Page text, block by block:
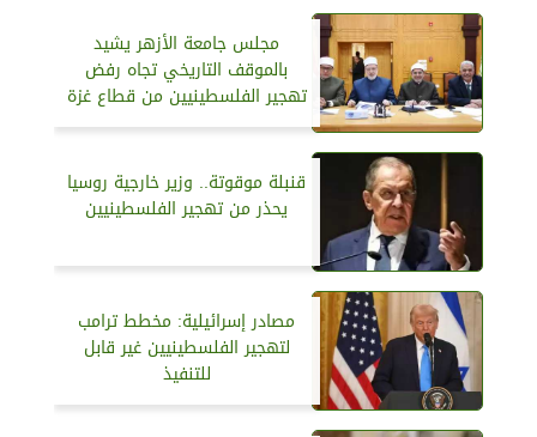
مجلس جامعة الأزهر يشيد
بالموقف التاريخي تجاه رفض
تهجير الفلسطينيين من قطاع غزة
قنبلة موقوتة.. وزير خارجية روسيا
يحذر من تهجير الفلسطينيين
مصادر إسرائيلية: مخطط ترامب
لتهجير الفلسطينيين غير قابل
للتنفيذ